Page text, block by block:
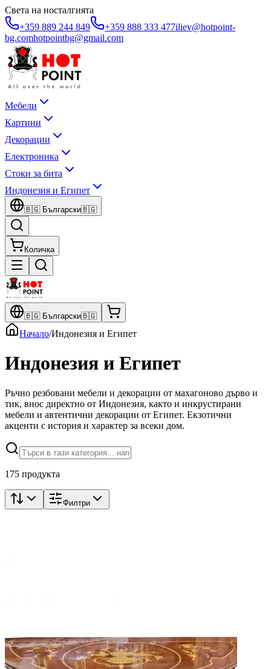
Света на носталгията
+359 889 244 849
+359 888 333 477iliev@hotpoint-
bg.comhotpointbg@gmail.com
Мебели
Картини
Декорации
Електроника
Стоки за бита
Индонезия и Египет
🇧🇬 Български🇧🇬
Количка
🇧🇬 Български🇧🇬
Начало/Индонезия и Египет
Индонезия и Египет
Ръчно резбовани мебели и декорации от махагоново дърво и
тик, внос директно от Индонезия, както и инкрустирани
мебели и автентични декорации от Египет. Екзотични
акценти с история и характер за всеки дом.
175 продукта
Филтри